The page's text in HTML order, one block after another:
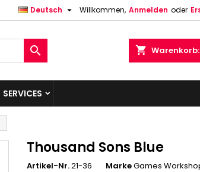
Willkommen, Anmelden oder
Deutsch 
shopping_cart Warenkorb:

SERVICES
Thousand Sons Blue
Artikel-Nr.21-36 MarkeGames